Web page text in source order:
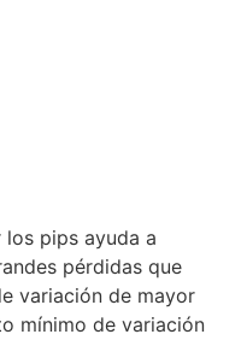
pips ayuda a
pérdidas que
variación de mayor
mínimo de variación